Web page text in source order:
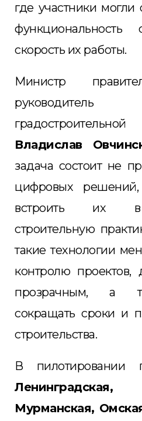
где участники могли
скорость их работы.
Министр
руководитель
Владислав
задача состоит не
цифровых
встроить их в
строительную
такие технологии
контролю проектов,
прозрачным, а
сокращать сроки и
строительства.
В пилотировании
Мурманская,